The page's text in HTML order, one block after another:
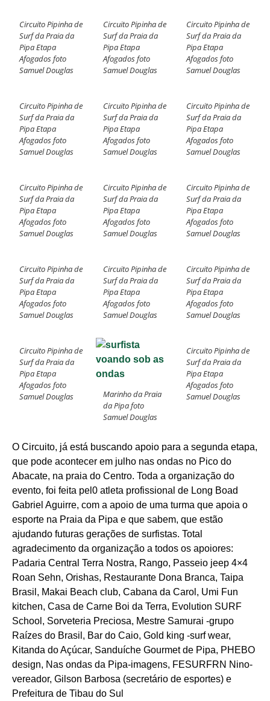
Circuito Pipinha de
Surf da Praia da
Pipa Etapa
Afogados foto
Samuel Douglas
Circuito Pipinha de
Surf da Praia da
Pipa Etapa
Afogados foto
Samuel Douglas
Circuito Pipinha de
Surf da Praia da
Pipa Etapa
Afogados foto
Samuel Douglas
Circuito Pipinha de
Surf da Praia da
Pipa Etapa
Afogados foto
Samuel Douglas
Circuito Pipinha de
Surf da Praia da
Pipa Etapa
Afogados foto
Samuel Douglas
Circuito Pipinha de
Surf da Praia da
Pipa Etapa
Afogados foto
Samuel Douglas
Circuito Pipinha de
Surf da Praia da
Pipa Etapa
Afogados foto
Samuel Douglas
Circuito Pipinha de
Surf da Praia da
Pipa Etapa
Afogados foto
Samuel Douglas
Circuito Pipinha de
Surf da Praia da
Pipa Etapa
Afogados foto
Samuel Douglas
Circuito Pipinha de
Surf da Praia da
Pipa Etapa
Afogados foto
Samuel Douglas
Circuito Pipinha de
Surf da Praia da
Pipa Etapa
Afogados foto
Samuel Douglas
Circuito Pipinha de
Surf da Praia da
Pipa Etapa
Afogados foto
Samuel Douglas
Circuito Pipinha de
Surf da Praia da
Pipa Etapa
Afogados foto
Samuel Douglas
Marinho da Praia
da Pipa foto
Samuel Douglas
Circuito Pipinha de
Surf da Praia da
Pipa Etapa
Afogados foto
Samuel Douglas
O Circuito, já está buscando apoio para a segunda etapa,
que pode acontecer em julho nas ondas no Pico do
Abacate, na praia do Centro. Toda a organização do
evento, foi feita pel0 atleta profissional de Long Boad
Gabriel Aguirre, com a apoio de uma turma que apoia o
esporte na Praia da Pipa e que sabem, que estão
ajudando futuras gerações de surfistas. Total
agradecimento da organização a todos os apoiores:
Padaria Central Terra Nostra, Rango, Passeio jeep 4×4
Roan Sehn, Orishas, Restaurante Dona Branca, Taipa
Brasil, Makai Beach club, Cabana da Carol, Umi Fun
kitchen, Casa de Carne Boi da Terra, Evolution SURF
School, Sorveteria Preciosa, Mestre Samurai -grupo
Raízes do Brasil, Bar do Caio, Gold king -surf wear,
Kitanda do Açúcar, Sanduíche Gourmet de Pipa, PHEBO
design, Nas ondas da Pipa-imagens, FESURFRN Nino-
vereador, Gilson Barbosa (secretário de esportes) e
Prefeitura de Tibau do Sul